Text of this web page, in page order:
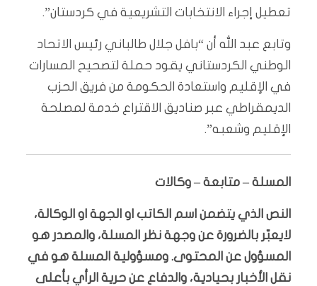
تعطيل إجراء الانتخابات التشريعية في كردستان”.
وتابع عبد الله أن “بافل جلال طالباني رئيس الاتحاد
الوطني الكردستاني يقود حملة لتصحيح المسارات
في الإقليم واستعادة الحكومة من فريق الحزب
الديمقراطي عبر صناديق الاقتراع خدمة لمصلحة
الإقليم وشعبه”.
المسلة – متابعة – وكالات
النص الذي يتضمن اسم الكاتب او الجهة او الوكالة،
لايعبّر بالضرورة عن وجهة نظر المسلة، والمصدر هو
المسؤول عن المحتوى. ومسؤولية المسلة هو في
نقل الأخبار بحيادية، والدفاع عن حرية الرأي بأعلى